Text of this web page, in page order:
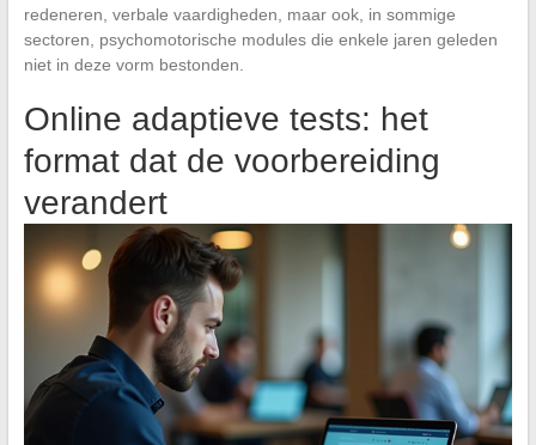
redeneren, verbale vaardigheden, maar ook, in sommige
sectoren, psychomotorische modules die enkele jaren geleden
niet in deze vorm bestonden.
Online adaptieve tests: het
format dat de voorbereiding
verandert